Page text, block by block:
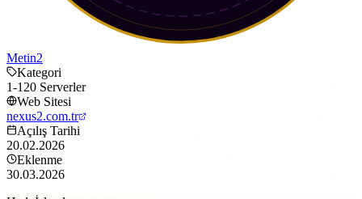
Metin2
Kategori
1-120 Serverler
Web Sitesi
nexus2.com.tr
Açılış Tarihi
20.02.2026
Eklenme
30.03.2026